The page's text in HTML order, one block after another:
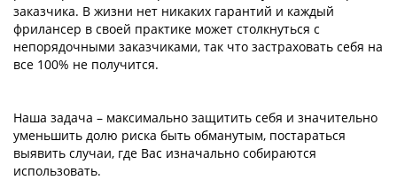
заказчика. В жизни нет никаких гарантий и каждый
фрилансер в своей практике может столкнуться с
непорядочными заказчиками, так что застраховать себя на
все 100% не получится.
Наша задача – максимально защитить себя и значительно
уменьшить долю риска быть обманутым, постараться
выявить случаи, где Вас изначально собираются
использовать.